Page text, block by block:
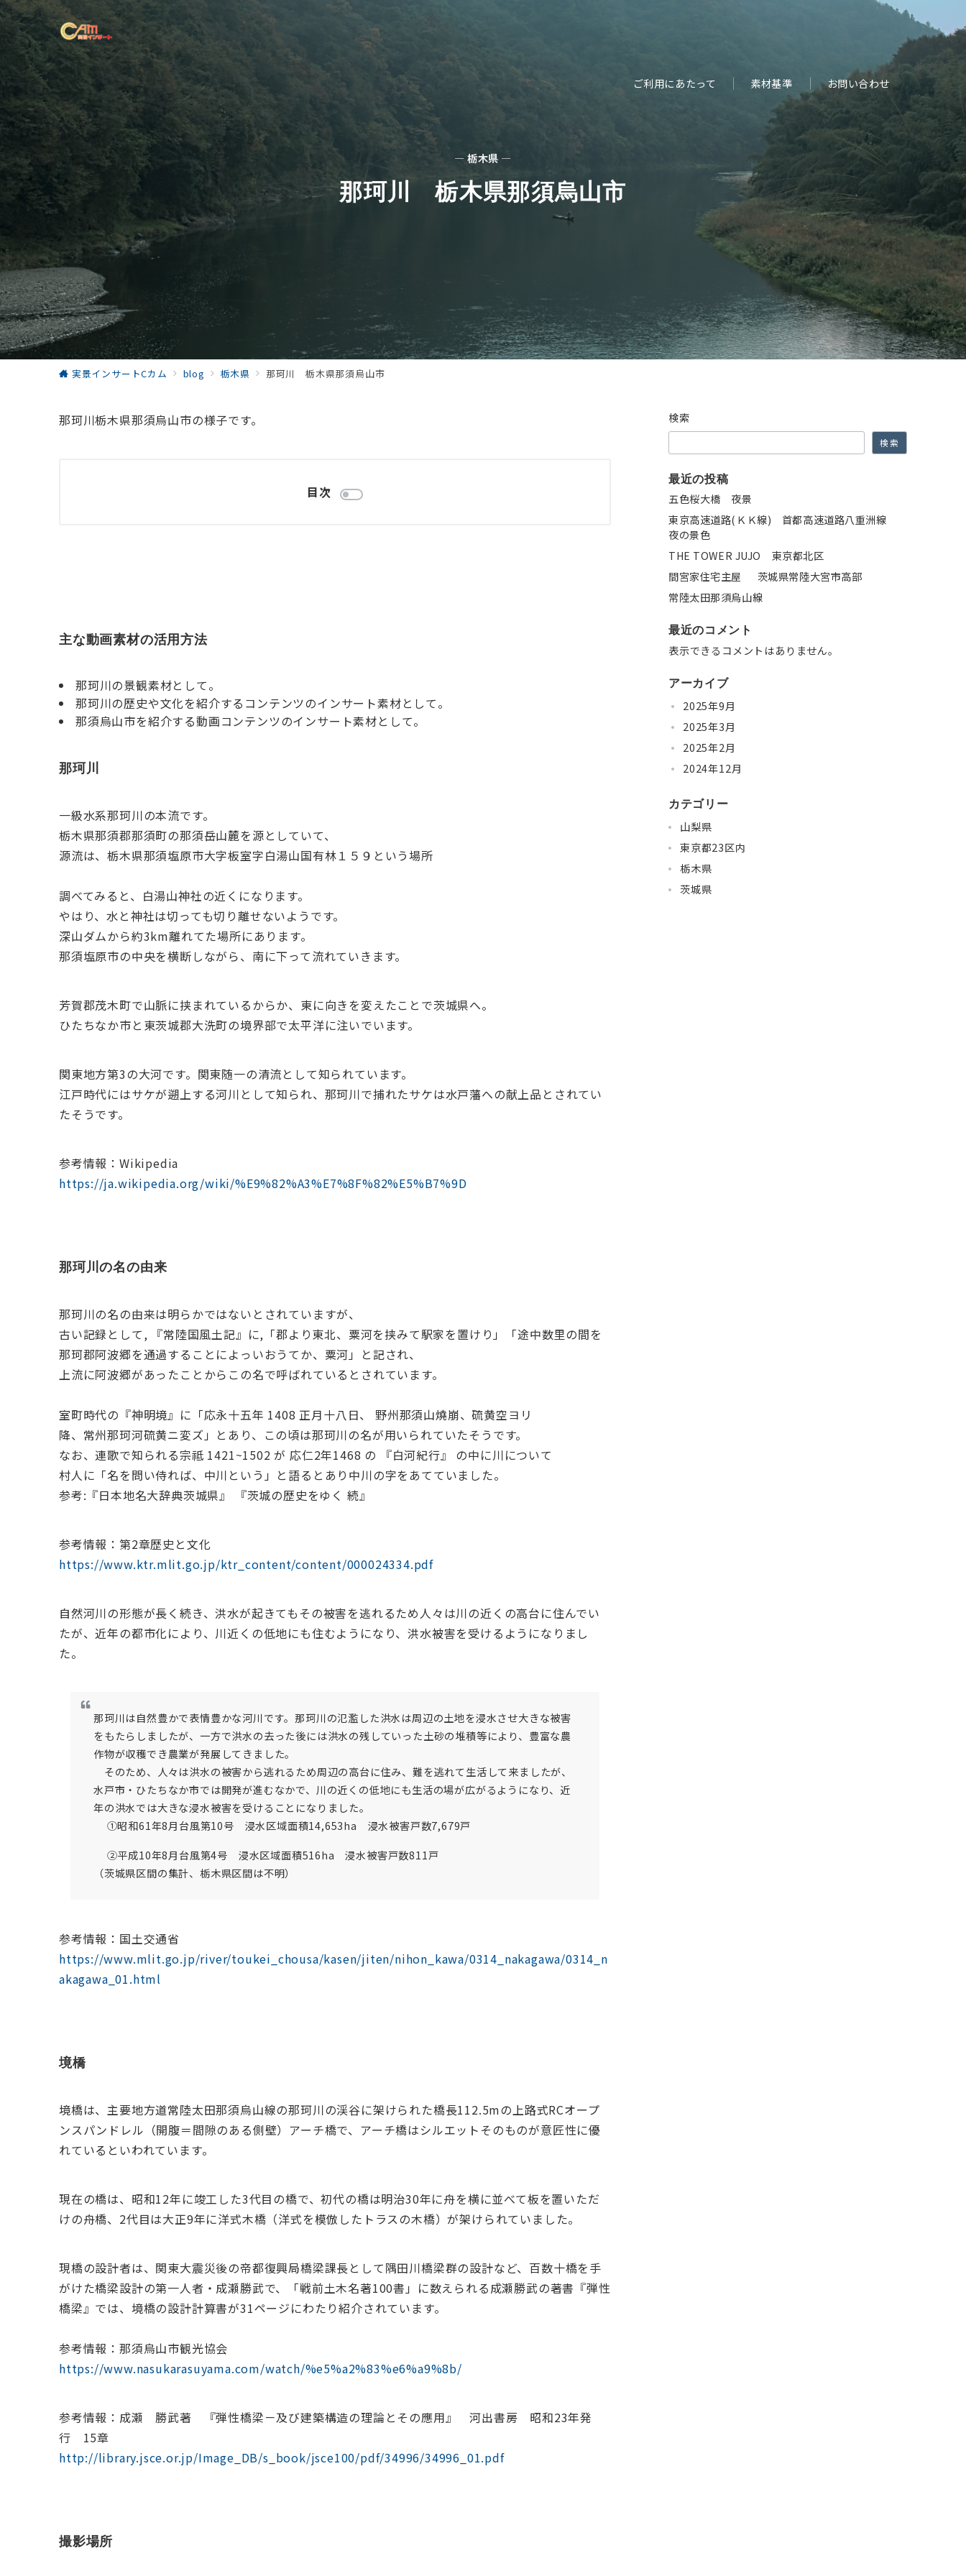
ご利用にあたって 素材基準 お問い合わせ
— 栃木県 —
那珂川 栃木県那須烏山市
実景インサートCカム blog 栃木県 那珂川 栃木県那須烏山市
那珂川栃木県那須烏山市の様子です。
目次
主な動画素材の活用方法
那珂川の景観素材として。
那珂川の歴史や文化を紹介するコンテンツのインサート素材として。
那須烏山市を紹介する動画コンテンツのインサート素材として。
那珂川
一級水系那珂川の本流です。
栃木県那須郡那須町の那須岳山麓を源としていて、
源流は、栃木県那須塩原市大字板室字白湯山国有林１５９という場所
調べてみると、白湯山神社の近くになります。
やはり、水と神社は切っても切り離せないようです。
深山ダムから約3km離れてた場所にあります。
那須塩原市の中央を横断しながら、南に下って流れていきます。
芳賀郡茂木町で山脈に挟まれているからか、東に向きを変えたことで茨城県へ。
ひたちなか市と東茨城郡大洗町の境界部で太平洋に注いでいます。
関東地方第3の大河です。関東随一の清流として知られています。
江戸時代にはサケが遡上する河川として知られ、那珂川で捕れたサケは水戸藩への献上品とされてい
たそうです。
参考情報：Wikipedia
https://ja.wikipedia.org/wiki/%E9%82%A3%E7%8F%82%E5%B7%9D
那珂川の名の由来
那珂川の名の由来は明らかではないとされていますが、
古い記録として, 『常陸国風土記』に,「郡より東北、粟河を挟みて駅家を置けり」「途中数里の間を
那珂郡阿波郷を通過することによっいおうてか、粟河」と記され、
上流に阿波郷があったことからこの名で呼ばれているとされています。
室町時代の『神明境』に「応永十五年 1408 正月十八日、 野州那須山燒崩、硫黄空ヨリ
降、常州那珂河硫黄ニ変ズ」とあり、この頃は那珂川の名が用いられていたそうです。
なお、連歌で知られる宗祗 1421~1502 が 応仁2年1468 の 『白河紀行』 の中に川について
村人に「名を問い侍れば、中川という」と語るとあり中川の字をあてていました。
参考:『日本地名大辞典茨城県』 『茨城の歴史をゆく 続』
参考情報：第2章歴史と文化
https://www.ktr.mlit.go.jp/ktr_content/content/000024334.pdf
自然河川の形態が長く続き、洪水が起きてもその被害を逃れるため人々は川の近くの高台に住んでい
たが、近年の都市化により、川近くの低地にも住むようになり、洪水被害を受けるようになりまし
た。
那珂川は自然豊かで表情豊かな河川です。那珂川の氾濫した洪水は周辺の土地を浸水させ大きな被害
をもたらしましたが、一方で洪水の去った後には洪水の残していった土砂の堆積等により、豊富な農
作物が収穫でき農業が発展してきました。
そのため、人々は洪水の被害から逃れるため周辺の高台に住み、難を逃れて生活して来ましたが、
水戸市・ひたちなか市では開発が進むなかで、川の近くの低地にも生活の場が広がるようになり、近
年の洪水では大きな浸水被害を受けることになりました。
①昭和61年8月台風第10号 浸水区域面積14,653ha 浸水被害戸数7,679戸
②平成10年8月台風第4号 浸水区域面積516ha 浸水被害戸数811戸
（茨城県区間の集計、栃木県区間は不明）
参考情報：国土交通省
https://www.mlit.go.jp/river/toukei_chousa/kasen/jiten/nihon_kawa/0314_nakagawa/0314_n
akagawa_01.html
境橋
境橋は、主要地方道常陸太田那須烏山線の那珂川の渓谷に架けられた橋長112.5mの上路式RCオープ
ンスパンドレル（開腹＝間隙のある側壁）アーチ橋で、アーチ橋はシルエットそのものが意匠性に優
れているといわれています。
現在の橋は、昭和12年に竣工した3代目の橋で、初代の橋は明治30年に舟を横に並べて板を置いただ
けの舟橋、2代目は大正9年に洋式木橋（洋式を模倣したトラスの木橋）が架けられていました。
現橋の設計者は、関東大震災後の帝都復興局橋梁課長として隅田川橋梁群の設計など、百数十橋を手
がけた橋梁設計の第一人者・成瀬勝武で、「戦前土木名著100書」に数えられる成瀬勝武の著書『弾性
橋梁』では、境橋の設計計算書が31ページにわたり紹介されています。
参考情報：那須烏山市観光協会
https://www.nasukarasuyama.com/watch/%e5%a2%83%e6%a9%8b/
参考情報：成瀬 勝武著 『弾性橋梁－及び建築構造の理論とその應用』 河出書房 昭和23年発
行 15章
http://library.jsce.or.jp/Image_DB/s_book/jsce100/pdf/34996/34996_01.pdf
撮影場所
検索
検索
最近の投稿
五色桜大橋 夜景
東京高速道路(ＫＫ線) 首都高速道路八重洲線
夜の景色
THE TOWER JUJO 東京都北区
間宮家住宅主屋 茨城県常陸大宮市高部
常陸太田那須烏山線
最近のコメント
表示できるコメントはありません。
アーカイブ
2025年9月
2025年3月
2025年2月
2024年12月
カテゴリー
山梨県
東京都23区内
栃木県
茨城県